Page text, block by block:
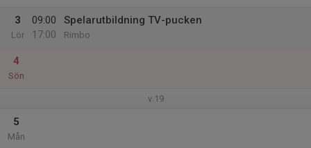
3
Lör
09:00
17:00
Spelarutbildning TV-pucken
Rimbo
4
Sön
v.19
5
Mån